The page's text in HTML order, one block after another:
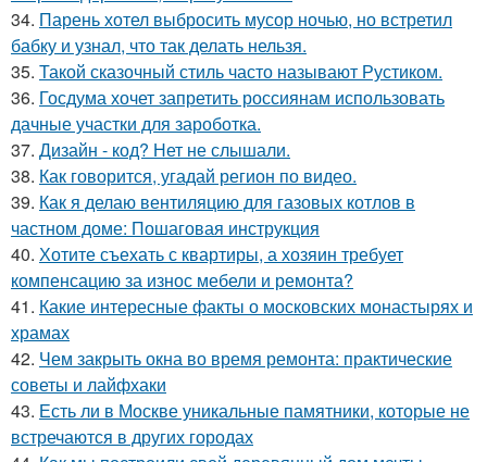
34. Парень хотел выбросить мусор ночью, но встретил
бабку и узнал, что так делать нельзя.
35. Такой сказочный стиль часто называют Рустиком.
36. Госдума хочет запретить россиянам использовать
дачные участки для зароботка.
37. Дизайн - код? Нет не слышали.
38. Как говорится, угадай регион по видео.
39. Как я делаю вентиляцию для газовых котлов в
частном доме: Пошаговая инструкция
40. Хотите съехать с квартиры, а хозяин требует
компенсацию за износ мебели и ремонта?
41. Какие интересные факты о московских монастырях и
храмах
42. Чем закрыть окна во время ремонта: практические
советы и лайфхаки
43. Есть ли в Москве уникальные памятники, которые не
встречаются в других городах